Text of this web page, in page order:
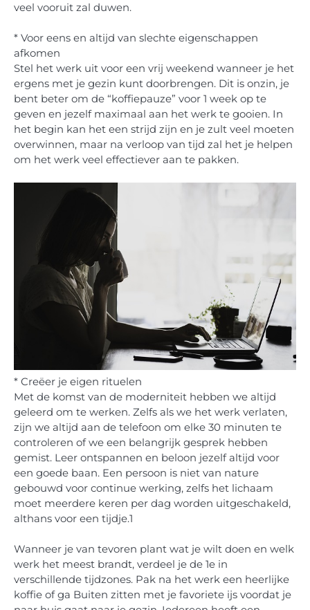
veel vooruit zal duwen.
* Voor eens en altijd van slechte eigenschappen
afkomen
Stel het werk uit voor een vrij weekend wanneer je het
ergens met je gezin kunt doorbrengen. Dit is onzin, je
bent beter om de “koffiepauze” voor 1 week op te
geven en jezelf maximaal aan het werk te gooien. In
het begin kan het een strijd zijn en je zult veel moeten
overwinnen, maar na verloop van tijd zal het je helpen
om het werk veel effectiever aan te pakken.
* Creëer je eigen rituelen
Met de komst van de moderniteit hebben we altijd
geleerd om te werken. Zelfs als we het werk verlaten,
zijn we altijd aan de telefoon om elke 30 minuten te
controleren of we een belangrijk gesprek hebben
gemist. Leer ontspannen en beloon jezelf altijd voor
een goede baan. Een persoon is niet van nature
gebouwd voor continue werking, zelfs het lichaam
moet meerdere keren per dag worden uitgeschakeld,
althans voor een tijdje.1
Wanneer je van tevoren plant wat je wilt doen en welk
werk het meest brandt, verdeel je de 1e in
verschillende tijdzones. Pak na het werk een heerlijke
koffie of ga Buiten zitten met je favoriete ijs voordat je